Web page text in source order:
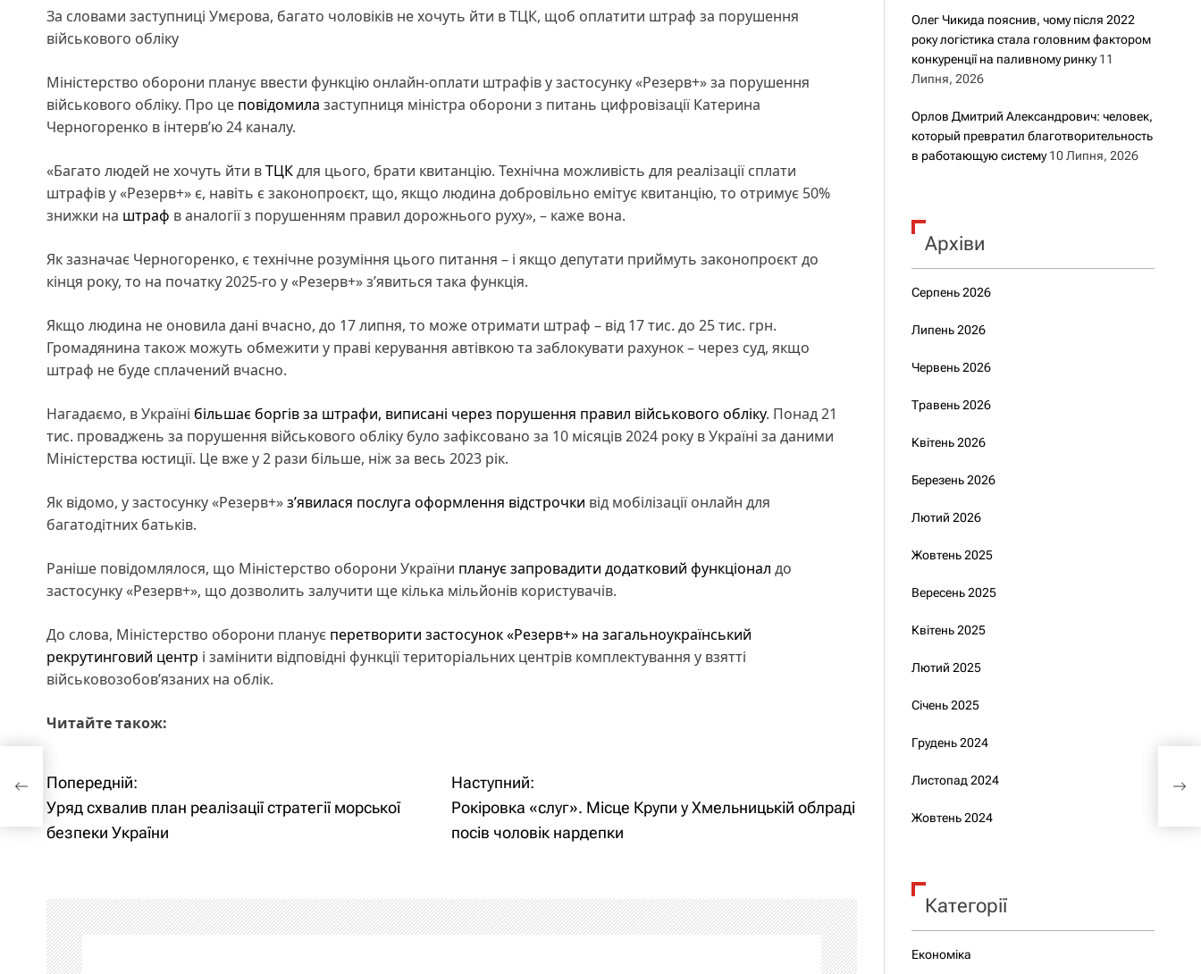
За словами заступниці Умєрова, багато чоловіків не хочуть йти в ТЦК, щоб оплатити штраф за порушення
військового обліку
Міністерство оборони планує ввести функцію онлайн-оплати штрафів у застосунку «Резерв+» за порушення
військового обліку. Про це повідомила заступниця міністра оборони з питань цифровізації Катерина
Черногоренко в інтерв’ю 24 каналу.
«Багато людей не хочуть йти вТЦКдля цього, брати квитанцію. Технічна можливість для реалізації сплати
штрафів у «Резерв+» є, навіть є законопроєкт, що, якщо людина добровільно емітує квитанцію, то отримує 50%
знижки на штраф в аналогії з порушенням правил дорожнього руху», – каже вона.
Як зазначає Черногоренко, є технічне розуміння цього питання – і якщо депутати приймуть законопроєкт до
кінця року, то на початку 2025-го у «Резерв+» з’явиться така функція.
Якщо людина не оновила дані вчасно, до 17 липня, то може отримати штраф – від 17 тис. до 25 тис. грн.
Громадянина також можуть обмежити у праві керування автівкою та заблокувати рахунок – через суд, якщо
штраф не буде сплачений вчасно.
Нагадаємо, в Україні більшає боргів за штрафи, виписані через порушення правил військового обліку. Понад 21
тис. проваджень за порушення військового обліку було зафіксовано за 10 місяців 2024 року в Україні за даними
Міністерства юстиції. Це вже у 2 рази більше, ніж за весь 2023 рік.
Як відомо, у застосунку «Резерв+»з’явилася послуга оформлення відстрочки від мобілізації онлайн для
багатодітних батьків.
Раніше повідомлялося, що Міністерство оборони України планує запровадити додатковий функціонал до
застосунку «Резерв+», що дозволить залучити ще кілька мільйонів користувачів.
До слова, Міністерство оборони планує перетворити застосунок «Резерв+» на загальноукраїнський
рекрутинговий центр і замінити відповідні функції територіальних центрів комплектування у взятті
військовозобов’язаних на облік.
Читайте також:
Н
а
і
г
Попередній:
Уряд схвалив план реалізації стратегії морської
безпеки України
Наступний:
Рокіровка «слуг». Місце Крупи у Хмельницькій облраді
посів чоловік нардепки
Олег Чикида пояснив, чому після 2022
року логістика стала головним фактором
конкуренції на паливному ринку 11
Липня, 2026
Орлов Дмитрий Александрович: человек,
который превратил благотворительность
в работающую систему 10 Липня, 2026
Архіви
Серпень 2026
Липень 2026
Червень 2026
Травень 2026
Квітень 2026
Березень 2026
Лютий 2026
Жовтень 2025
Вересень 2025
Квітень 2025
Лютий 2025
Січень 2025
Грудень 2024
Листопад 2024
Жовтень 2024
Категорії
Економіка